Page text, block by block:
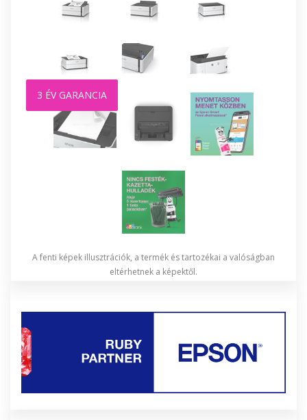
3 ÉV GARANCIA
A fenti képek illusztrációk, a termék és tartozékai a valóságban
eltérhetnek a képektől.